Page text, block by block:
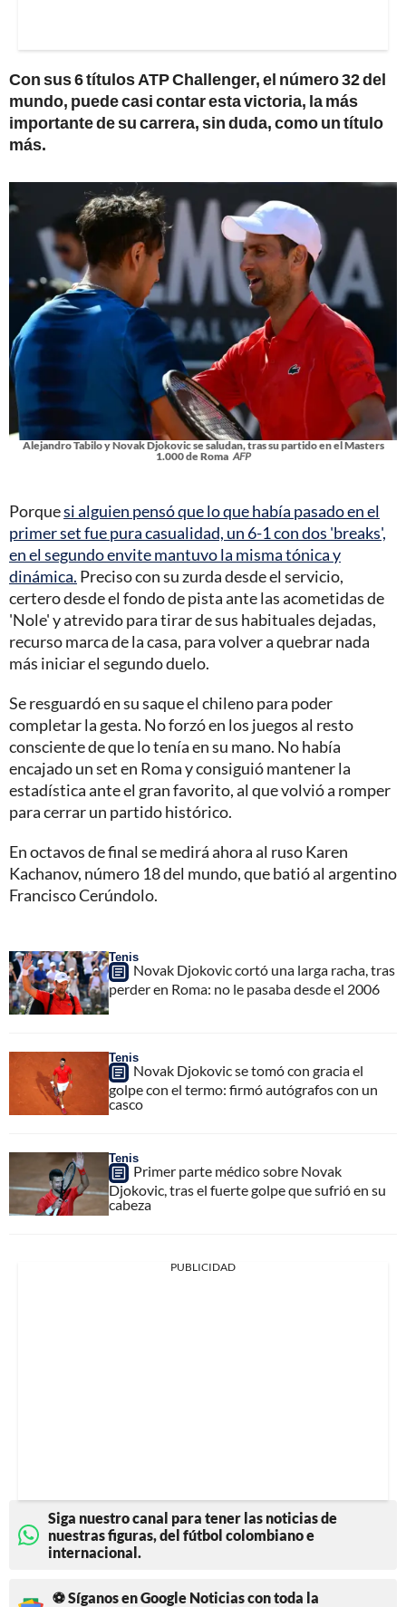
Con sus 6 títulos ATP Challenger, el número 32 del
mundo, puede casi contar esta victoria, la más
importante de su carrera, sin duda, como un título
más.
Alejandro Tabilo y Novak Djokovic se saludan, tras su partido en el Masters
1.000 de Roma AFP
Porquesi alguien pensó que lo que había pasado en el
primer set fue pura casualidad, un 6-1 con dos 'breaks',
en el segundo envite mantuvo la misma tónica y
dinámica. Preciso con su zurda desde el servicio,
certero desde el fondo de pista ante las acometidas de
'Nole' y atrevido para tirar de sus habituales dejadas,
recurso marca de la casa, para volver a quebrar nada
más iniciar el segundo duelo.
Se resguardó en su saque el chileno para poder
completar la gesta. No forzó en los juegos al resto
consciente de que lo tenía en su mano. No había
encajado un set en Roma y consiguió mantener la
estadística ante el gran favorito, al que volvió a romper
para cerrar un partido histórico.
En octavos de final se medirá ahora al ruso Karen
Kachanov, número 18 del mundo, que batió al argentino
Francisco Cerúndolo.
Tenis
Novak Djokovic cortó una larga racha, tras
perder en Roma: no le pasaba desde el 2006
Tenis
Novak Djokovic se tomó con gracia el
golpe con el termo: firmó autógrafos con un
casco
Tenis
Primer parte médico sobre Novak
Djokovic, tras el fuerte golpe que sufrió en su
cabeza
PUBLICIDAD
Siga nuestro canal para tener las noticias de
nuestras figuras, del fútbol colombiano e
internacional.
⚽ Síganos en Google Noticias con toda la